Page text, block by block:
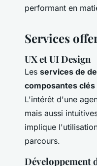
performant en
Services
UX et UI Design
Les services de
composantes
L'intérêt d'une
mais aussi
implique
parcours.
Développement